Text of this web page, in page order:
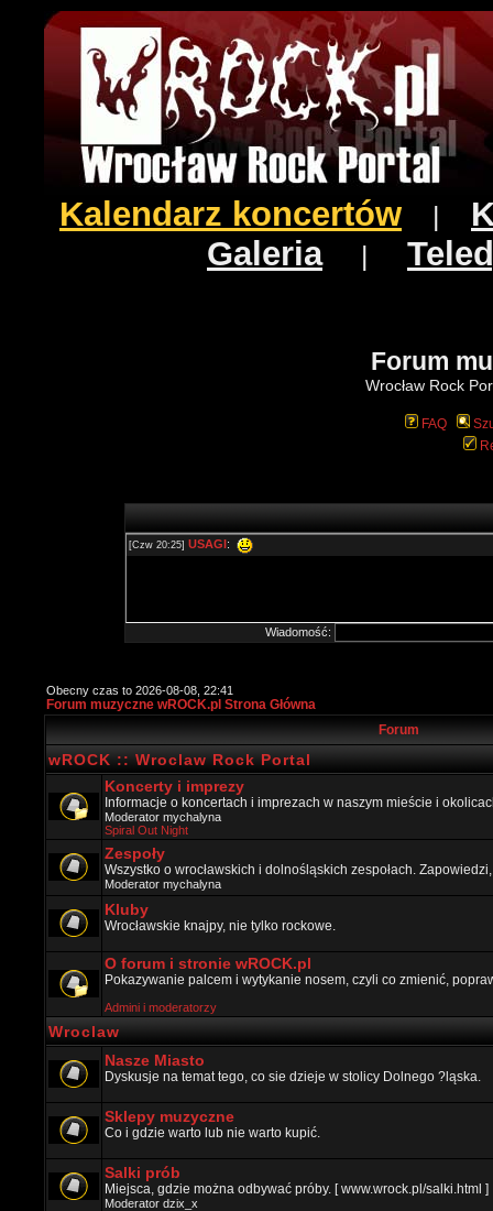
Kalendarz koncertów
Galeria|
Forum
Wrocław Rock
FAQ
Wiadomość:
Obecny czas to 2026-08-08, 22:41
Forum muzyczne wROCK.pl Strona Główna
Forum
wROCK :: Wroclaw Rock Portal
Koncerty i imprezy
Informacje o koncertach i imprezach w naszym mieście i
Moderator mychalyna
Spiral Out Night
Zespoły
Wszystko o wrocławskich i dolnośląskich zespołach.
Moderator mychalyna
Kluby
Wrocławskie knajpy, nie tylko rockowe.
O forum i stronie wROCK.pl
Pokazywanie palcem i wytykanie nosem, czyli co zmienić,
Admini i moderatorzy
Wroclaw
Nasze Miasto
Dyskusje na temat tego, co sie dzieje w stolicy Dolnego ?ląska.
Sklepy muzyczne
Co i gdzie warto lub nie warto kupić.
Salki prób
Miejsca, gdzie można odbywać próby. [ www.wrock.pl/salki.html ]
Moderator dzix_x